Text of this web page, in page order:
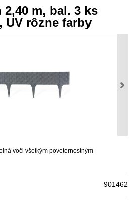
2,40 m, bal. 3 ks
UV rôzne farby
voči všetkým poveternostným
901462